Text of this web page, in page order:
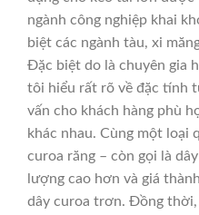
ngành công nghiệp khai
biệt các ngành tàu, xi
Đặc biệt do là chuyên gia
tôi hiểu rất rõ về đặc tính
vấn cho khách hàng phù
khác nhau. Cùng một loại
curoa răng – còn gọi là
lượng cao hơn và giá
dây curoa trơn. Đồng thời,